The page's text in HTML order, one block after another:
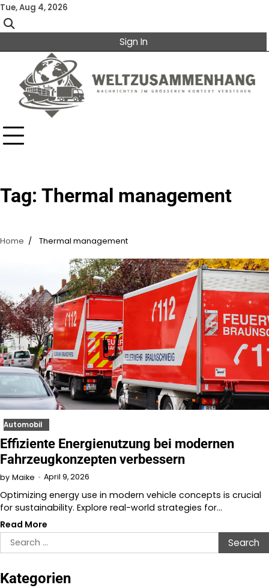
Skip
to
content
Tue, Aug 4, 2026
Sign In
Tag: Thermal management
Home Thermal management
Automobil
Effiziente Energienutzung bei modernen
Fahrzeugkonzepten verbessern
by Maike April 9, 2026
Optimizing energy use in modern vehicle concepts is crucial
for sustainability. Explore real-world strategies for…
Read More
Search
for:
Kategorien